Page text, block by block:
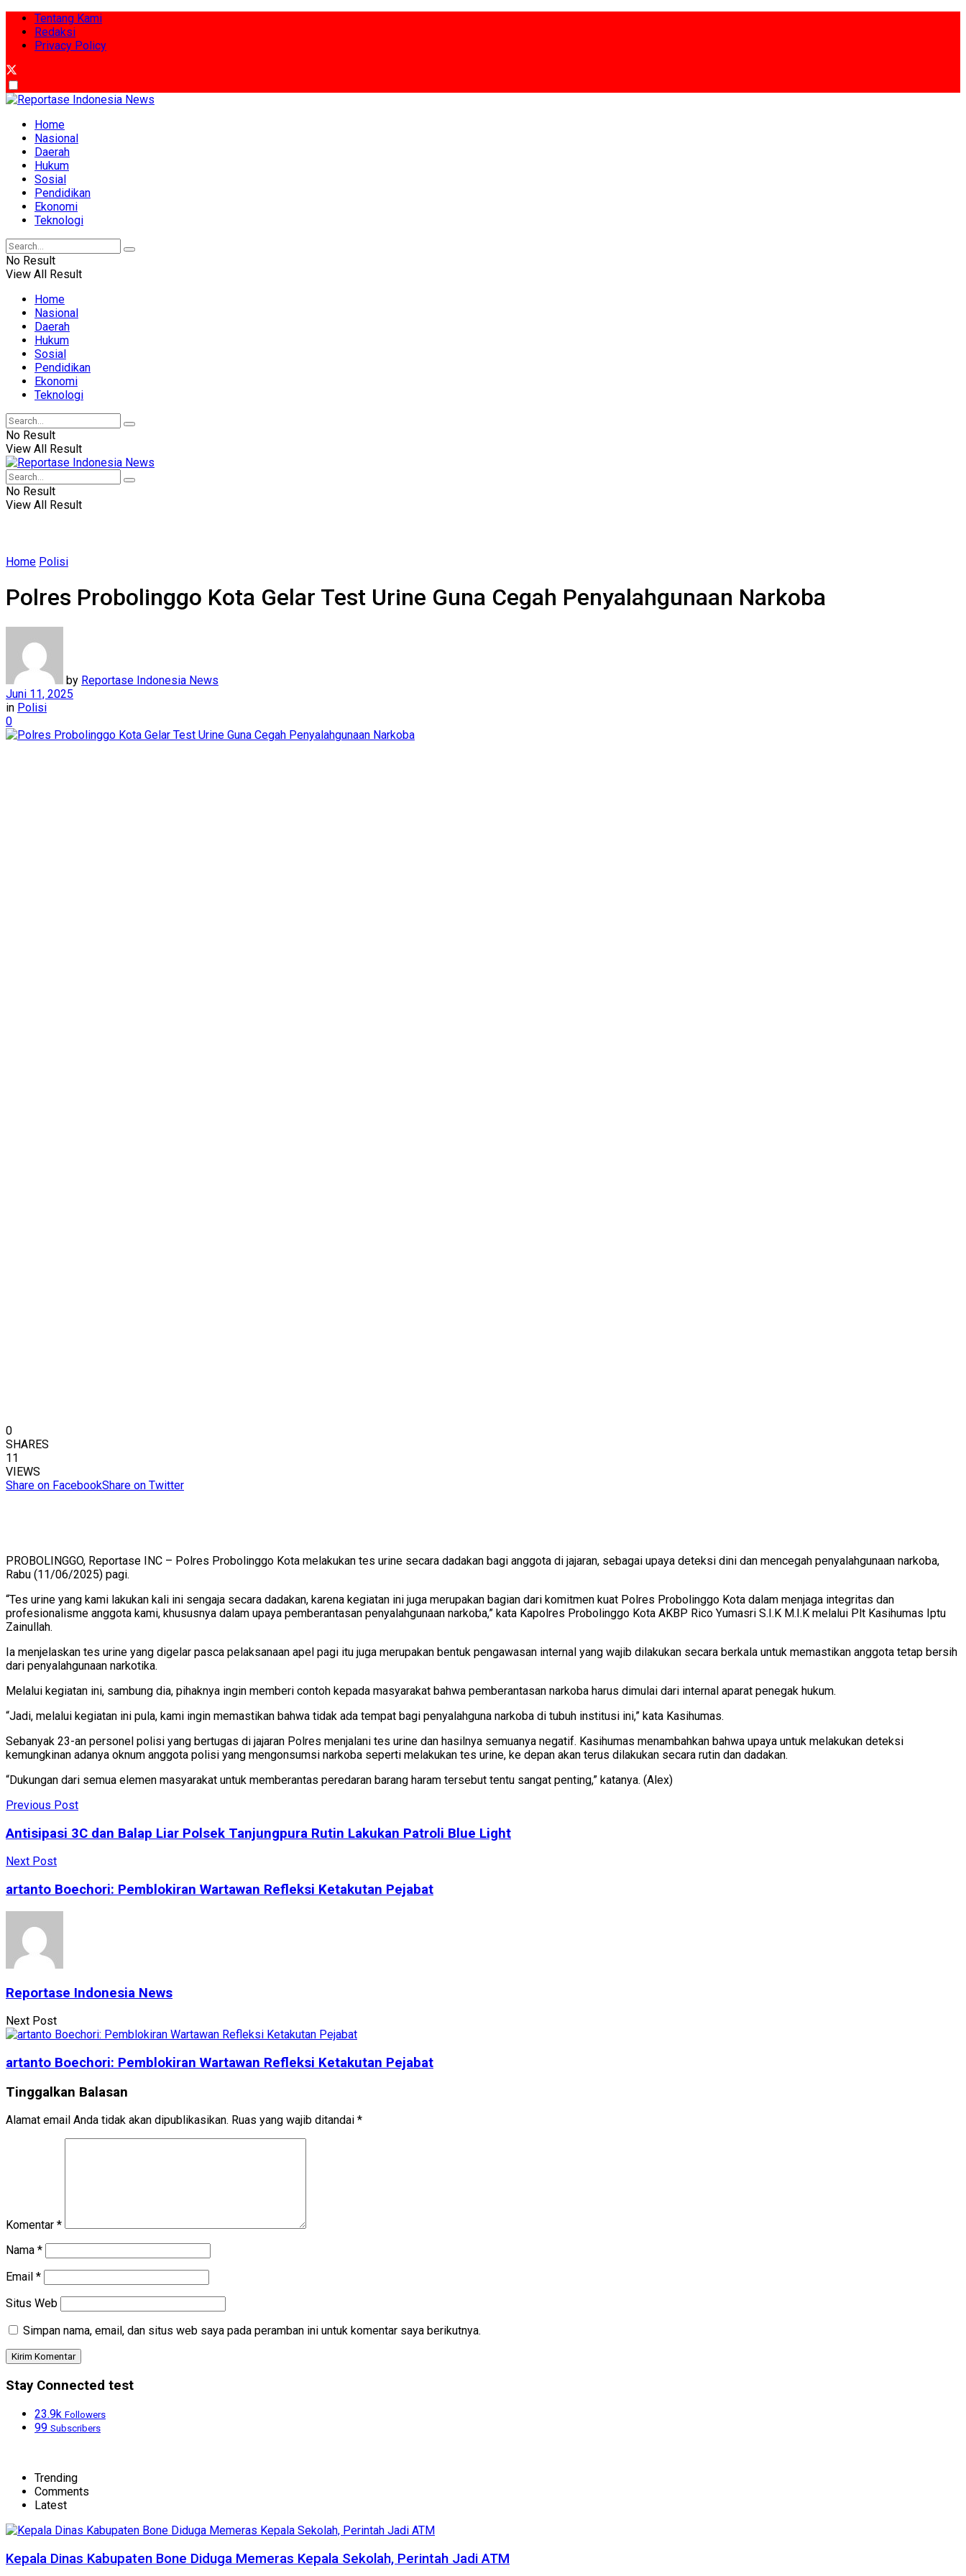
Tentang Kami
Redaksi
Privacy Policy
Home
Nasional
Daerah
Hukum
Sosial
Pendidikan
Ekonomi
Teknologi
No Result
View All Result
Home
Nasional
Daerah
Hukum
Sosial
Pendidikan
Ekonomi
Teknologi
No Result
View All Result
No Result
View All Result
Home Polisi
Polres Probolinggo Kota Gelar Test Urine Guna Cegah Penyalahgunaan Narkoba
by Reportase Indonesia News
Juni 11, 2025
in Polisi
0
0
SHARES
11
VIEWS
Share on FacebookShare on Twitter
PROBOLINGGO, Reportase INC – Polres Probolinggo Kota melakukan tes urine secara dadakan bagi anggota di jajaran, sebagai upaya deteksi dini dan mencegah penyalahgunaan narkoba,
Rabu (11/06/2025) pagi.
“Tes urine yang kami lakukan kali ini sengaja secara dadakan, karena kegiatan ini juga merupakan bagian dari komitmen kuat Polres Probolinggo Kota dalam menjaga integritas dan
profesionalisme anggota kami, khususnya dalam upaya pemberantasan penyalahgunaan narkoba,” kata Kapolres Probolinggo Kota AKBP Rico Yumasri S.I.K M.I.K melalui Plt Kasihumas Iptu
Zainullah.
Ia menjelaskan tes urine yang digelar pasca pelaksanaan apel pagi itu juga merupakan bentuk pengawasan internal yang wajib dilakukan secara berkala untuk memastikan anggota tetap bersih
dari penyalahgunaan narkotika.
Melalui kegiatan ini, sambung dia, pihaknya ingin memberi contoh kepada masyarakat bahwa pemberantasan narkoba harus dimulai dari internal aparat penegak hukum.
“Jadi, melalui kegiatan ini pula, kami ingin memastikan bahwa tidak ada tempat bagi penyalahguna narkoba di tubuh institusi ini,” kata Kasihumas.
Sebanyak 23-an personel polisi yang bertugas di jajaran Polres menjalani tes urine dan hasilnya semuanya negatif. Kasihumas menambahkan bahwa upaya untuk melakukan deteksi
kemungkinan adanya oknum anggota polisi yang mengonsumsi narkoba seperti melakukan tes urine, ke depan akan terus dilakukan secara rutin dan dadakan.
“Dukungan dari semua elemen masyarakat untuk memberantas peredaran barang haram tersebut tentu sangat penting,” katanya. (Alex)
Previous Post
Antisipasi 3C dan Balap Liar Polsek Tanjungpura Rutin Lakukan Patroli Blue Light
Next Post
artanto Boechori: Pemblokiran Wartawan Refleksi Ketakutan Pejabat
Reportase Indonesia News
Next Post
artanto Boechori: Pemblokiran Wartawan Refleksi Ketakutan Pejabat
Tinggalkan Balasan
Alamat email Anda tidak akan dipublikasikan. Ruas yang wajib ditandai *
Komentar *
Nama *
Email *
Situs Web
Simpan nama, email, dan situs web saya pada peramban ini untuk komentar saya berikutnya.
Stay Connected test
23.9k Followers
99 Subscribers
Trending
Comments
Latest
Kepala Dinas Kabupaten Bone Diduga Memeras Kepala Sekolah, Perintah Jadi ATM